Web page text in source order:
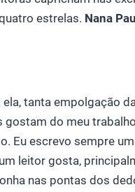
estrelas. Nana
ela, tanta empolgação
gostam do meu
Eu escrevo sempre
leitor gosta,
nas pontas dos